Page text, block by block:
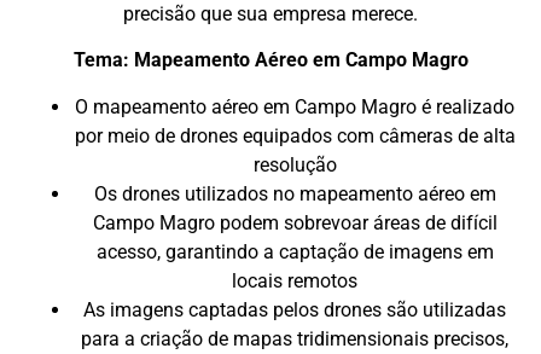
precisão que sua empresa merece.
Tema: Mapeamento Aéreo em Campo Magro
O mapeamento aéreo em Campo Magro é realizado
por meio de drones equipados com câmeras de alta
resolução
Os drones utilizados no mapeamento aéreo em
Campo Magro podem sobrevoar áreas de difícil
acesso, garantindo a captação de imagens em
locais remotos
As imagens captadas pelos drones são utilizadas
para a criação de mapas tridimensionais precisos,